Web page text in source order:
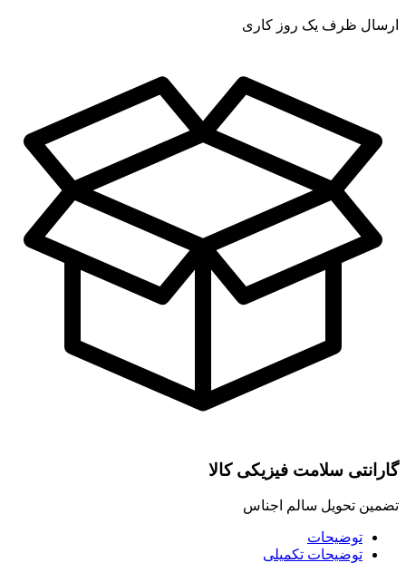
ارسال ظرف یک روز کاری
گارانتی سلامت فیزیکی کالا
تضمین تحویل سالم اجناس
توضیحات
توضیحات تکمیلی